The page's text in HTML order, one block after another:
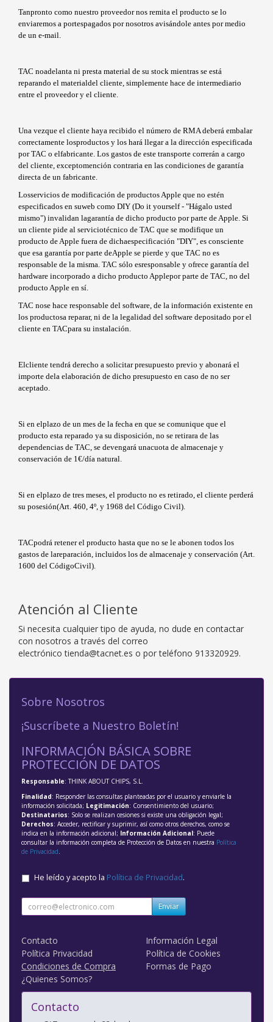
Tanpronto como nuestro proveedor nos remita el producto se lo
enviaremos a portespagados por nosotros avisándole antes por medio
de un e-mail.
TAC noadelanta ni presta material de su stock mientras se está
reparando el materialdel cliente, simplemente hace de intermediario
entre el proveedor y el cliente.
Una vezque el cliente haya recibido el número de RMA deberá embalar
correctamente losproductos y los hará llegar a la dirección especificada
por TAC o elfabricante. Los gastos de este transporte correrán a cargo
del cliente, exceptomención contraria en las condiciones de garantía
directa de un fabricante.
Losservicios de modificación de productos Apple que no estén
especificados en suweb como DIY (Do it yourself - "Hágalo usted
mismo") invalidan lagarantía de dicho producto por parte de Apple. Si
un cliente pide al serviciotécnico de TAC que se modifique un
producto de Apple fuera de dichaespecificación "DIY", es consciente
que esa garantía por parte deApple se pierde y que TAC no es
responsable de la misma. TAC sólo esresponsable y ofrece garantía del
hardware incorporado a dicho producto Applepor parte de TAC, no del
producto Apple en sí.
TAC nose hace responsable del software, de la información existente en
los productosa reparar, ni de la legalidad del software depositado por el
cliente en TACpara su instalación.
Elcliente tendrá derecho a solicitar presupuesto previo y abonará el
importe dela elaboración de dicho presupuesto en caso de no ser
aceptado.
Si en elplazo de un mes de la fecha en que se comunique que el
producto esta reparado ya su disposición, no se retirara de las
dependencias de TAC, se devengará unacuota de almacenaje y
conservación de 1€/día natural.
Si en elplazo de tres meses, el producto no es retirado, el cliente perderá
su posesión(Art. 460, 4º, y 1968 del Código Civil).
TACpodrá retener el producto hasta que no se le abonen todos los
gastos de lareparación, incluidos los de almacenaje y conservación (Art.
1600 del CódigoCivil).
Atención al Cliente
Si necesita cualquier tipo de ayuda, no dude en contactar
con nosotros a través del correo
electrónicotienda@tacnet.es o por teléfono 913320929.
Sobre Nosotros
¡Suscríbete a Nuestro Boletín!
INFORMACIÓN BÁSICA SOBRE
PROTECCIÓN DE DATOS
Responsable: THINK ABOUT CHIPS, S.L.
Finalidad: Responder las consultas planteadas por el usuario y enviarle la
información solicitada; Legitimación: Consentimiento del usuario;
Destinatarios: Solo se realizan cesiones si existe una obligación legal;
Derechos: Acceder, rectificar y suprimir, así como otros derechos, como se
indica en la información adicional; Información Adicional: Puede
consultar la información completa de Protección de Datos en nuestra Política
de Privacidad.
He leído y acepto la Política de Privacidad.
Enviar
Contacto
Información Legal
Política Privacidad
Política de Cookies
Condiciones de Compra
Formas de Pago
¿Quienes Somos?
Contacto